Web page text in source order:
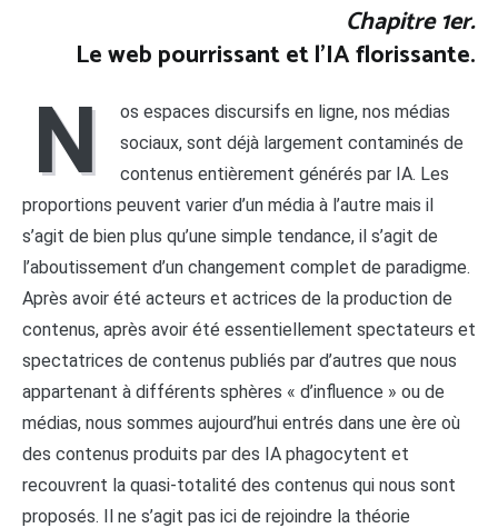
Chapitre 1er.
Le web pourrissant et l’IA florissante.
N
os espaces discursifs en ligne, nos médias
sociaux, sont déjà largement contaminés de
contenus entièrement générés par IA. Les
proportions peuvent varier d’un média à l’autre mais il
s’agit de bien plus qu’une simple tendance, il s’agit de
l’aboutissement d’un changement complet de paradigme.
Après avoir été acteurs et actrices de la production de
contenus, après avoir été essentiellement spectateurs et
spectatrices de contenus publiés par d’autres que nous
appartenant à différents sphères « d’influence » ou de
médias, nous sommes aujourd’hui entrés dans une ère où
des contenus produits par des IA phagocytent et
recouvrent la quasi-totalité des contenus qui nous sont
proposés. Il ne s’agit pas ici de rejoindre la théorie